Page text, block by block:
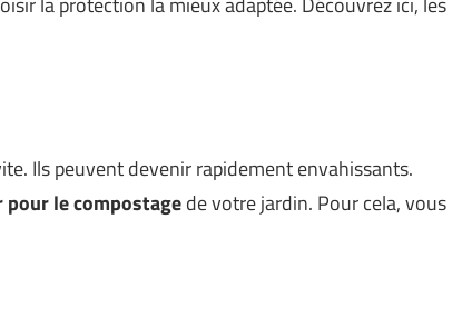
Ils peuvent devenir rapidement envahissants.
le compostagede votre jardin. Pour cela, vous